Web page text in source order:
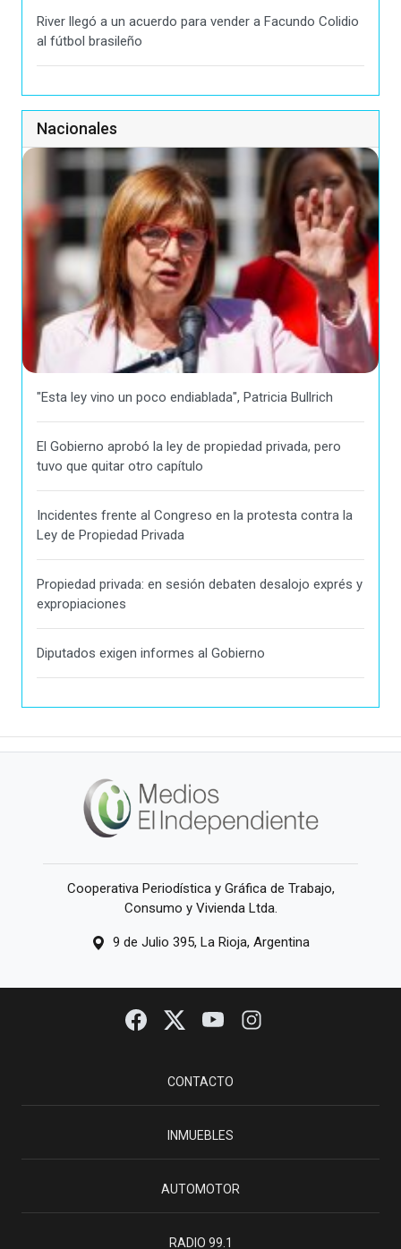
River llegó a un acuerdo para vender a Facundo Colidio
al fútbol brasileño
Nacionales
"Esta ley vino un poco endiablada", Patricia Bullrich
El Gobierno aprobó la ley de propiedad privada, pero
tuvo que quitar otro capítulo
Incidentes frente al Congreso en la protesta contra la
Ley de Propiedad Privada
Propiedad privada: en sesión debaten desalojo exprés y
expropiaciones
Diputados exigen informes al Gobierno
Cooperativa Periodística y Gráfica de Trabajo,
Consumo y Vivienda Ltda.
9 de Julio 395, La Rioja, Argentina
CONTACTO
INMUEBLES
AUTOMOTOR
RADIO 99.1